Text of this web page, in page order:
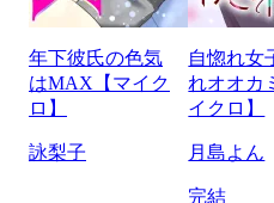
年下彼氏の色気
はMAX【マイク
ロ】
詠梨子
自惚れ女
れオオカ
イクロ】
月島よん
完結